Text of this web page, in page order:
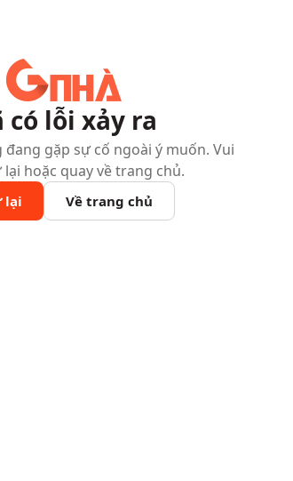
có lỗi xảy ra
đang gặp sự cố ngoài ý muốn. Vui
hoặc quay về trang chủ.
lại Về trang chủ